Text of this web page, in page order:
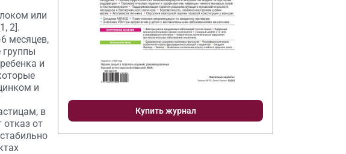
или
2].
месяцев,
группы
и
и
в
от
Купить журнал